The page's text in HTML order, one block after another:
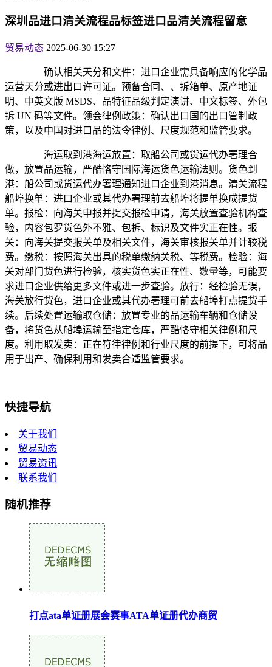
深圳品进口清关流程品标签进口品清关流程留意
贸易动态 2025-06-30 15:27
确认相关天分和文件：进口企业需具备响应的化学品
运营天分或进出口许可证。预备合同、、拆箱单、原产地证
明、中英文版 MSDS、品特征品级判定演讲、中文标签、外包
拆 UN 码等文件。领会律例政策：确认出口国的出口管制政
策，以及中国对进口品的法令律例、尺度规范和监管要求。
海运取到港海运放置：取船公司或货运代办署理合
做，放置品运输，严酷恪守国际海运货色运输法则。货色到
港：船公司或货运代办署理通知进口企业到港消息。清关流程
船埠换单：进口企业或其代办署理前去船埠将提单换成提货
单。报检：向海关申报并提交报检申请，海关放置查验机构查
验，内容包罗货色外不雅、包拆、标识及文件实正在性。报
关：向海关提交报关单及相关文件，海关审核报关单并计较税
费。缴税：按照海关出具的税单缴纳关税、等税费。检验：海
关对部门货色进行检验，核实货色实正在性、数量等，可能要
求进口企业供给更多文件或进一步查验。放行：经检验无误，
海关放行货色，进口企业或其代办署理可前去船埠打点提货手
续。后续处置运输取仓储：放置专业的品运输车辆和仓储设
备，将货色从船埠运输至指定仓库，严酷恪守相关律例和尺
度。利用取发卖：正在符律律例和行业尺度的前提下，可将品
用于出产、确保利用和发卖合适监管要求。
快捷导航
关于我们
贸易动态
贸易资讯
联系我们
随机推荐
打点ata单证册展会赛事ATA单证册代办商贸